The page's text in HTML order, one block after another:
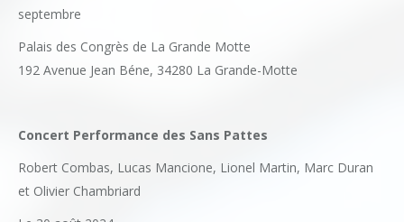
septembre
Palais des Congrès de La Grande Motte
192 Avenue Jean Béne, 34280 La Grande-Motte
Concert Performance des Sans Pattes
Robert Combas, Lucas Mancione, Lionel Martin, Marc Duran
et Olivier Chambriard